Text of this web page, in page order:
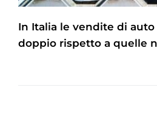
In Italia le vendite di auto
doppio rispetto a quelle